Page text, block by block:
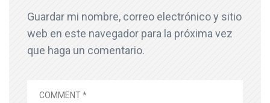
Guardar mi nombre, correo electrónico y sitio
web en este navegador para la próxima vez
que haga un comentario.